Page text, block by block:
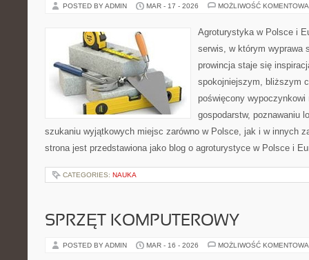
POSTED BY ADMIN MAR - 17 - 2026 MOŻLIWOŚĆ
Agroturystyka w Polsce i
serwis, w którym wyprawa
prowincja staje się
spokojniejszym, bliższym
poświęcony wypoczynkowi
gospodarstw, poznawaniu
szukaniu wyjątkowych miejsc zarówno w Polsce, jak i w innych
strona jest przedstawiona jako blog o agroturystyce w Polsce i
CATEGORIES: NAUKA
SPRZĘT KOMPUTEROWY
POSTED BY ADMIN MAR - 16 - 2026 MOŻLIWOŚĆ